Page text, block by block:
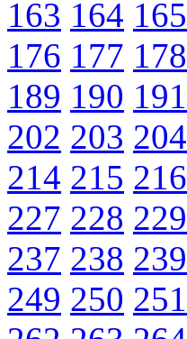
163 164 165
176 177 178
189 190 191
202 203 204
214 215 216
227 228 229
237 238 239
249 250 251